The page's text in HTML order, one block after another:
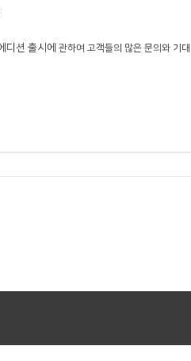
디션 출시에 관하여 고객들의 많은 문의와 기